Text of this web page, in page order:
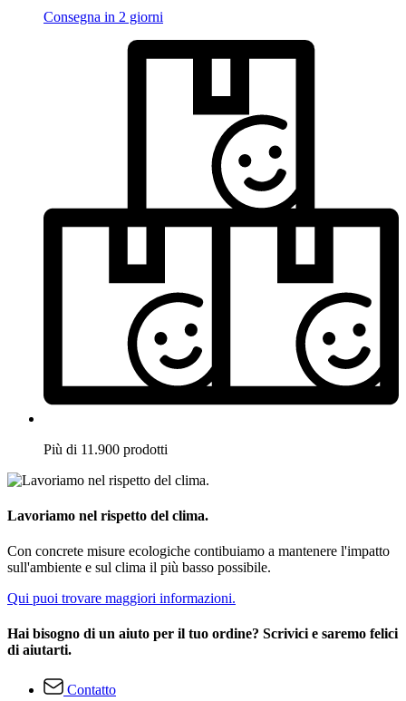
Consegna in 2 giorni
Più di 11.900 prodotti
Lavoriamo nel rispetto del clima.
Con concrete misure ecologiche contibuiamo a mantenere l'impatto
sull'ambiente e sul clima il più basso possibile.
Qui puoi trovare maggiori informazioni.
Hai bisogno di un aiuto per il tuo ordine? Scrivici e saremo felici
di aiutarti.
Contatto